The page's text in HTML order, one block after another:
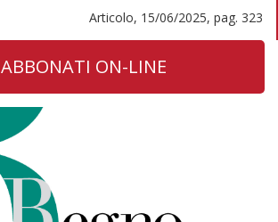
Articolo, 15/06/2025, pag. 323
ABBONATI ON-LINE